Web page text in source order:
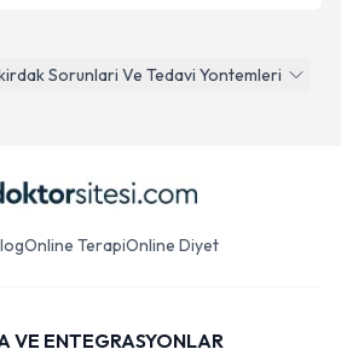
Sorunlari Ve Tedavi Yontemleri
Online TerapiOnline Diyet
VE ENTEGRASYONLAR